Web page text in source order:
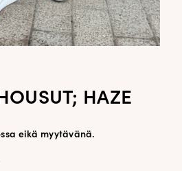
HAZE
eikä myytävänä.